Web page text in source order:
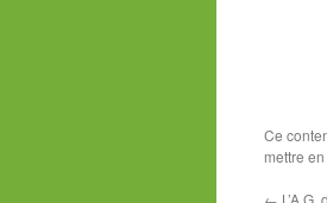
Ce
mettre
←